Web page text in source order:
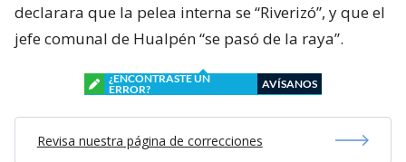
declarara que la pelea interna se “Riverizó”, y que el
jefe comunal de Hualpén “se pasó de la raya”.
¿ENCONTRASTE UN
ERROR?
AVÍSANOS
Revisa nuestra página de correcciones